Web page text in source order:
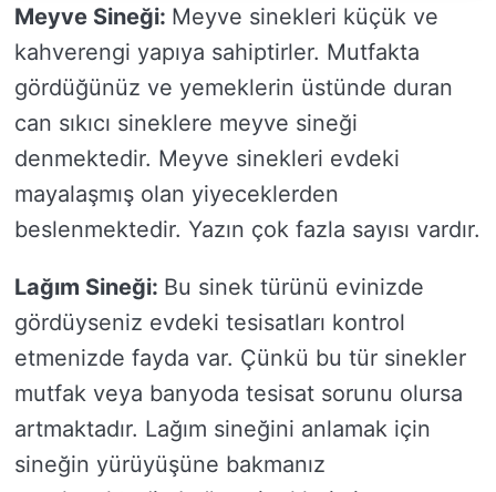
Meyve Sineği: Meyve sinekleri küçük ve
kahverengi yapıya sahiptirler. Mutfakta
gördüğünüz ve yemeklerin üstünde duran
can sıkıcı sineklere meyve sineği
denmektedir. Meyve sinekleri evdeki
mayalaşmış olan yiyeceklerden
beslenmektedir. Yazın çok fazla sayısı vardır.
Lağım Sineği: Bu sinek türünü evinizde
gördüyseniz evdeki tesisatları kontrol
etmenizde fayda var. Çünkü bu tür sinekler
mutfak veya banyoda tesisat sorunu olursa
artmaktadır. Lağım sineğini anlamak için
sineğin yürüyüşüne bakmanız